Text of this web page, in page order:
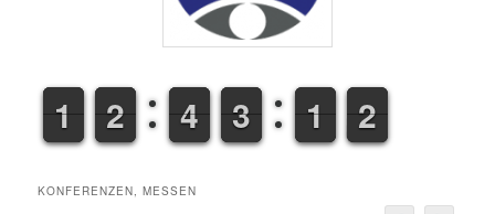
1
1
1
1 1
1
2
2 3
3
4
4 2
2
3
3 0
1
1 2
3
3
KONFERENZEN, MESSEN